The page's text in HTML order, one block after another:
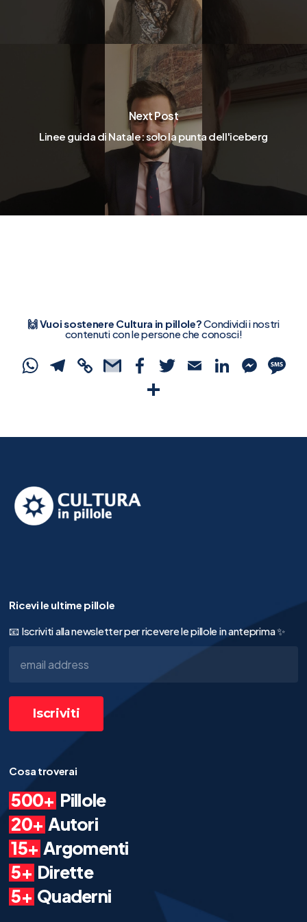
Next Post
Linee guida di Natale: solo la punta dell'iceberg
🙌 Vuoi sostenere Cultura in pillole?Condividi i nostri
contenuti con le persone che conosci!
WhatsApp
Telegram
CopyGmailFacebook
Twitter
Email
Ricevi le ultime pillole
📧 Iscriviti alla newsletter per ricevere le pillole in anteprima ✨
Cosa troverai
500+ Pillole
20+ Autori
15+ Argomenti
5+ Dirette
5+ Quaderni